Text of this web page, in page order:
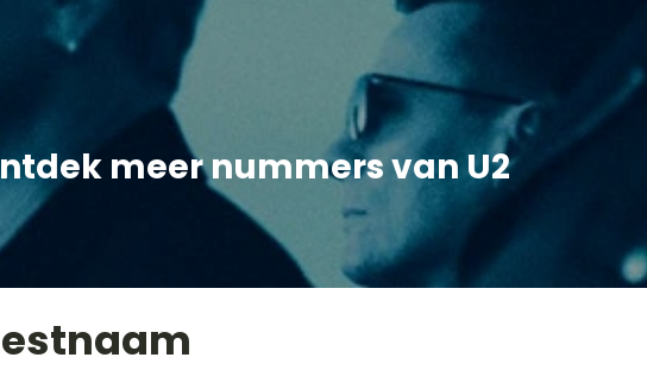
meer nummers van U2